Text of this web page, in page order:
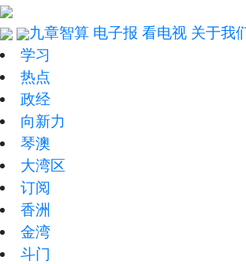
九章智算 电子报 看电视 关于我
学习
热点
政经
向新力
琴澳
大湾区
订阅
香洲
金湾
斗门